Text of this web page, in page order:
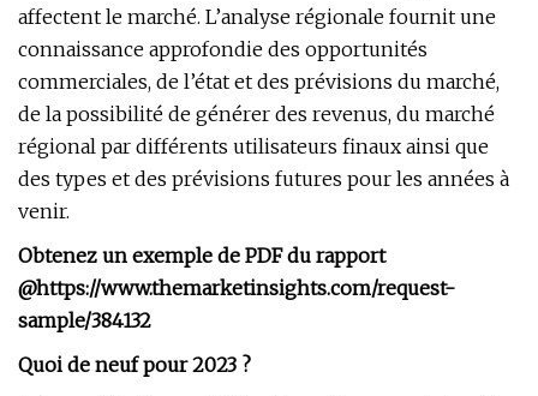
affectent le marché. L’analyse régionale fournit une
connaissance approfondie des opportunités
commerciales, de l’état et des prévisions du marché,
de la possibilité de générer des revenus, du marché
régional par différents utilisateurs finaux ainsi que
des types et des prévisions futures pour les années à
venir.
Obtenez un exemple de PDF du rapport
@https://www.themarketinsights.com/request-
sample/384132
Quoi de neuf pour 2023 ?